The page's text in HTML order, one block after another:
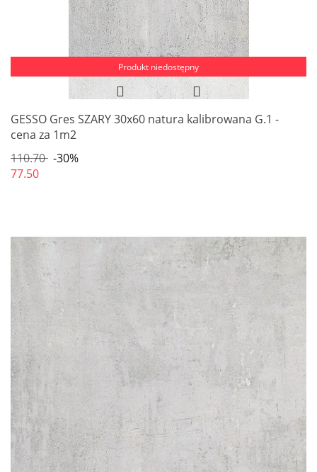
Produkt niedostępny
GESSO Gres SZARY 30x60 natura kalibrowana G.1 -
cena za 1m2
110.70 -30%
77.50